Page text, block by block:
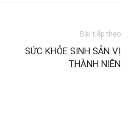
Bài tiếp theo
SỨC KHỎE SINH SẢN VỊ
THÀNH NIÊN